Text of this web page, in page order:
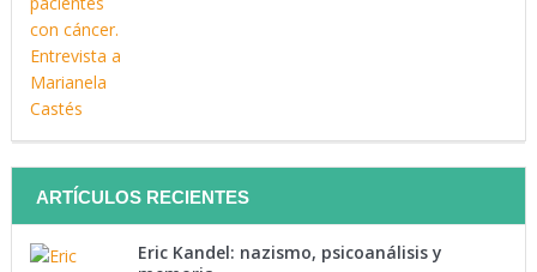
Suscríbete Ahora
ARTÍCULOS RECIENTES
Eric Kandel: nazismo, psicoanálisis y